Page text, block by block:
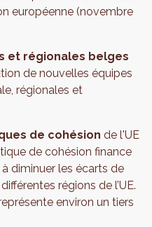
européenne (novembre
et régionales belges
de nouvelles équipes
régionales et
de cohésion de l'UE
de cohésion finance
diminuer les écarts de
régions de l’UE.
environ un tiers